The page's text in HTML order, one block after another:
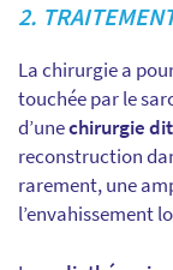
2.
La chirurgie a
touchée par le
d’unechirurgie
reconstruction
rarement, une
l’envahissement